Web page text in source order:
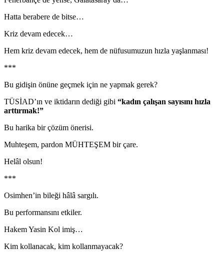
Hatta berabere de bitse…
Kriz devam edecek…
Hem kriz devam edecek, hem de nüfusumuzun hızla yaşlanması!
***
Bu gidişin önüne geçmek için ne yapmak gerek?
TÜSİAD’ın ve iktidarın dediği gibi “kadın çalışan sayısını hızla
arttırmak!”
Bu harika bir çözüm önerisi.
Muhteşem, pardon MÜHTEŞEM bir çare.
Helâl olsun!
***
Osimhen’in bileği hâlâ sargılı.
Bu performansını etkiler.
Hakem Yasin Kol imiş…
Kim kollanacak, kim kollanmayacak?